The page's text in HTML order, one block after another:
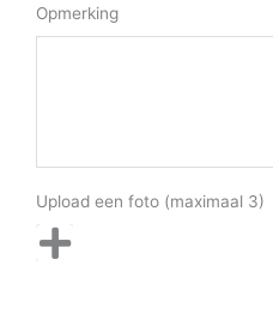
Opmerking
Upload een foto (maximaal 3)